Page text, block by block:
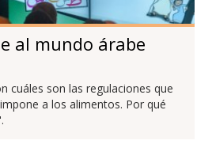
al mundo árabe
cuáles son las regulaciones que
a los alimentos. Por qué